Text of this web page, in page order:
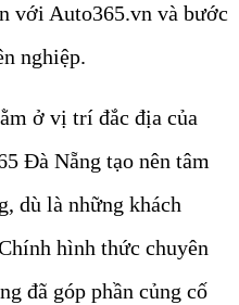
với Auto365.vn và bước
nghiệp.
ở vị trí đắc địa của
Đà Nẵng tạo nên tâm
dù là những khách
hình thức chuyên
đã góp phần củng cố